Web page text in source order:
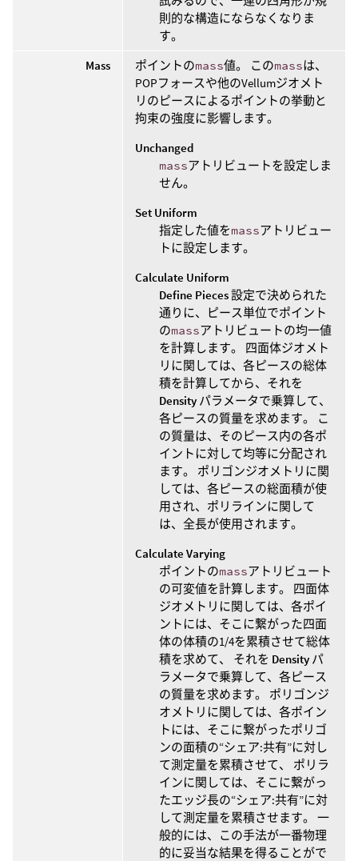
則的な構造にならなくなりま
す。
Mass
ポイントのmass値。 このmassは、
POPフォースや他のVellumジオメト
リのピースによるポイントの挙動と
拘束の強度に影響します。
Unchanged
massアトリビュートを設定しま
せん。
Set Uniform
指定した値をmassアトリビュー
トに設定します。
Calculate Uniform
Define Pieces設定で決められた
通りに、ピース単位でポイント
のmassアトリビュートの均一値
を計算します。 四面体ジオメト
リに関しては、各ピースの総体
積を計算してから、それを
Density パラメータで乗算して、
各ピースの質量を求めます。 こ
の質量は、そのピース内の各ポ
イントに対して均等に分配され
ます。 ポリゴンジオメトリに関
しては、各ピースの総面積が使
用され、ポリラインに関して
は、全長が使用されます。
Calculate Varying
ポイントのmassアトリビュート
の可変値を計算します。 四面体
ジオメトリに関しては、各ポイ
ントには、そこに繋がった四面
体の体積の1/4を累積させて総体
積を求めて、 それを Density パ
ラメータで乗算して、各ピース
の質量を求めます。 ポリゴンジ
オメトリに関しては、各ポイン
トには、そこに繋がったポリゴ
ンの面積の“シェア:共有”に対し
て測定量を累積させて、 ポリラ
インに関しては、そこに繋がっ
たエッジ長の“シェア:共有”に対
して測定量を累積させます。 一
般的には、この手法が一番物理
的に妥当な結果を得ることがで